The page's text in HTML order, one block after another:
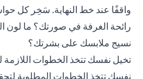
واقفًا عند خط النهاية. سَخِر كل
رائحة الغرفة في صورتك؟ ما لون
نسيج ملابسك على بشرتك؟
تخيل نفسك تتخذ الخطوات اللازمة
نفسك تتخذ الخطوات المطلوبة